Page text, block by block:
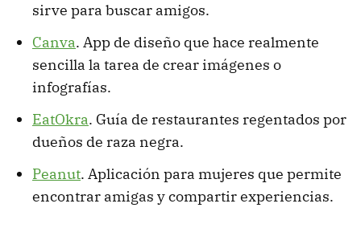
sirve para buscar amigos.
Canva. App de diseño que hace realmente
sencilla la tarea de crear imágenes o
infografías.
EatOkra. Guía de restaurantes regentados por
dueños de raza negra.
Peanut. Aplicación para mujeres que permite
encontrar amigas y compartir experiencias.